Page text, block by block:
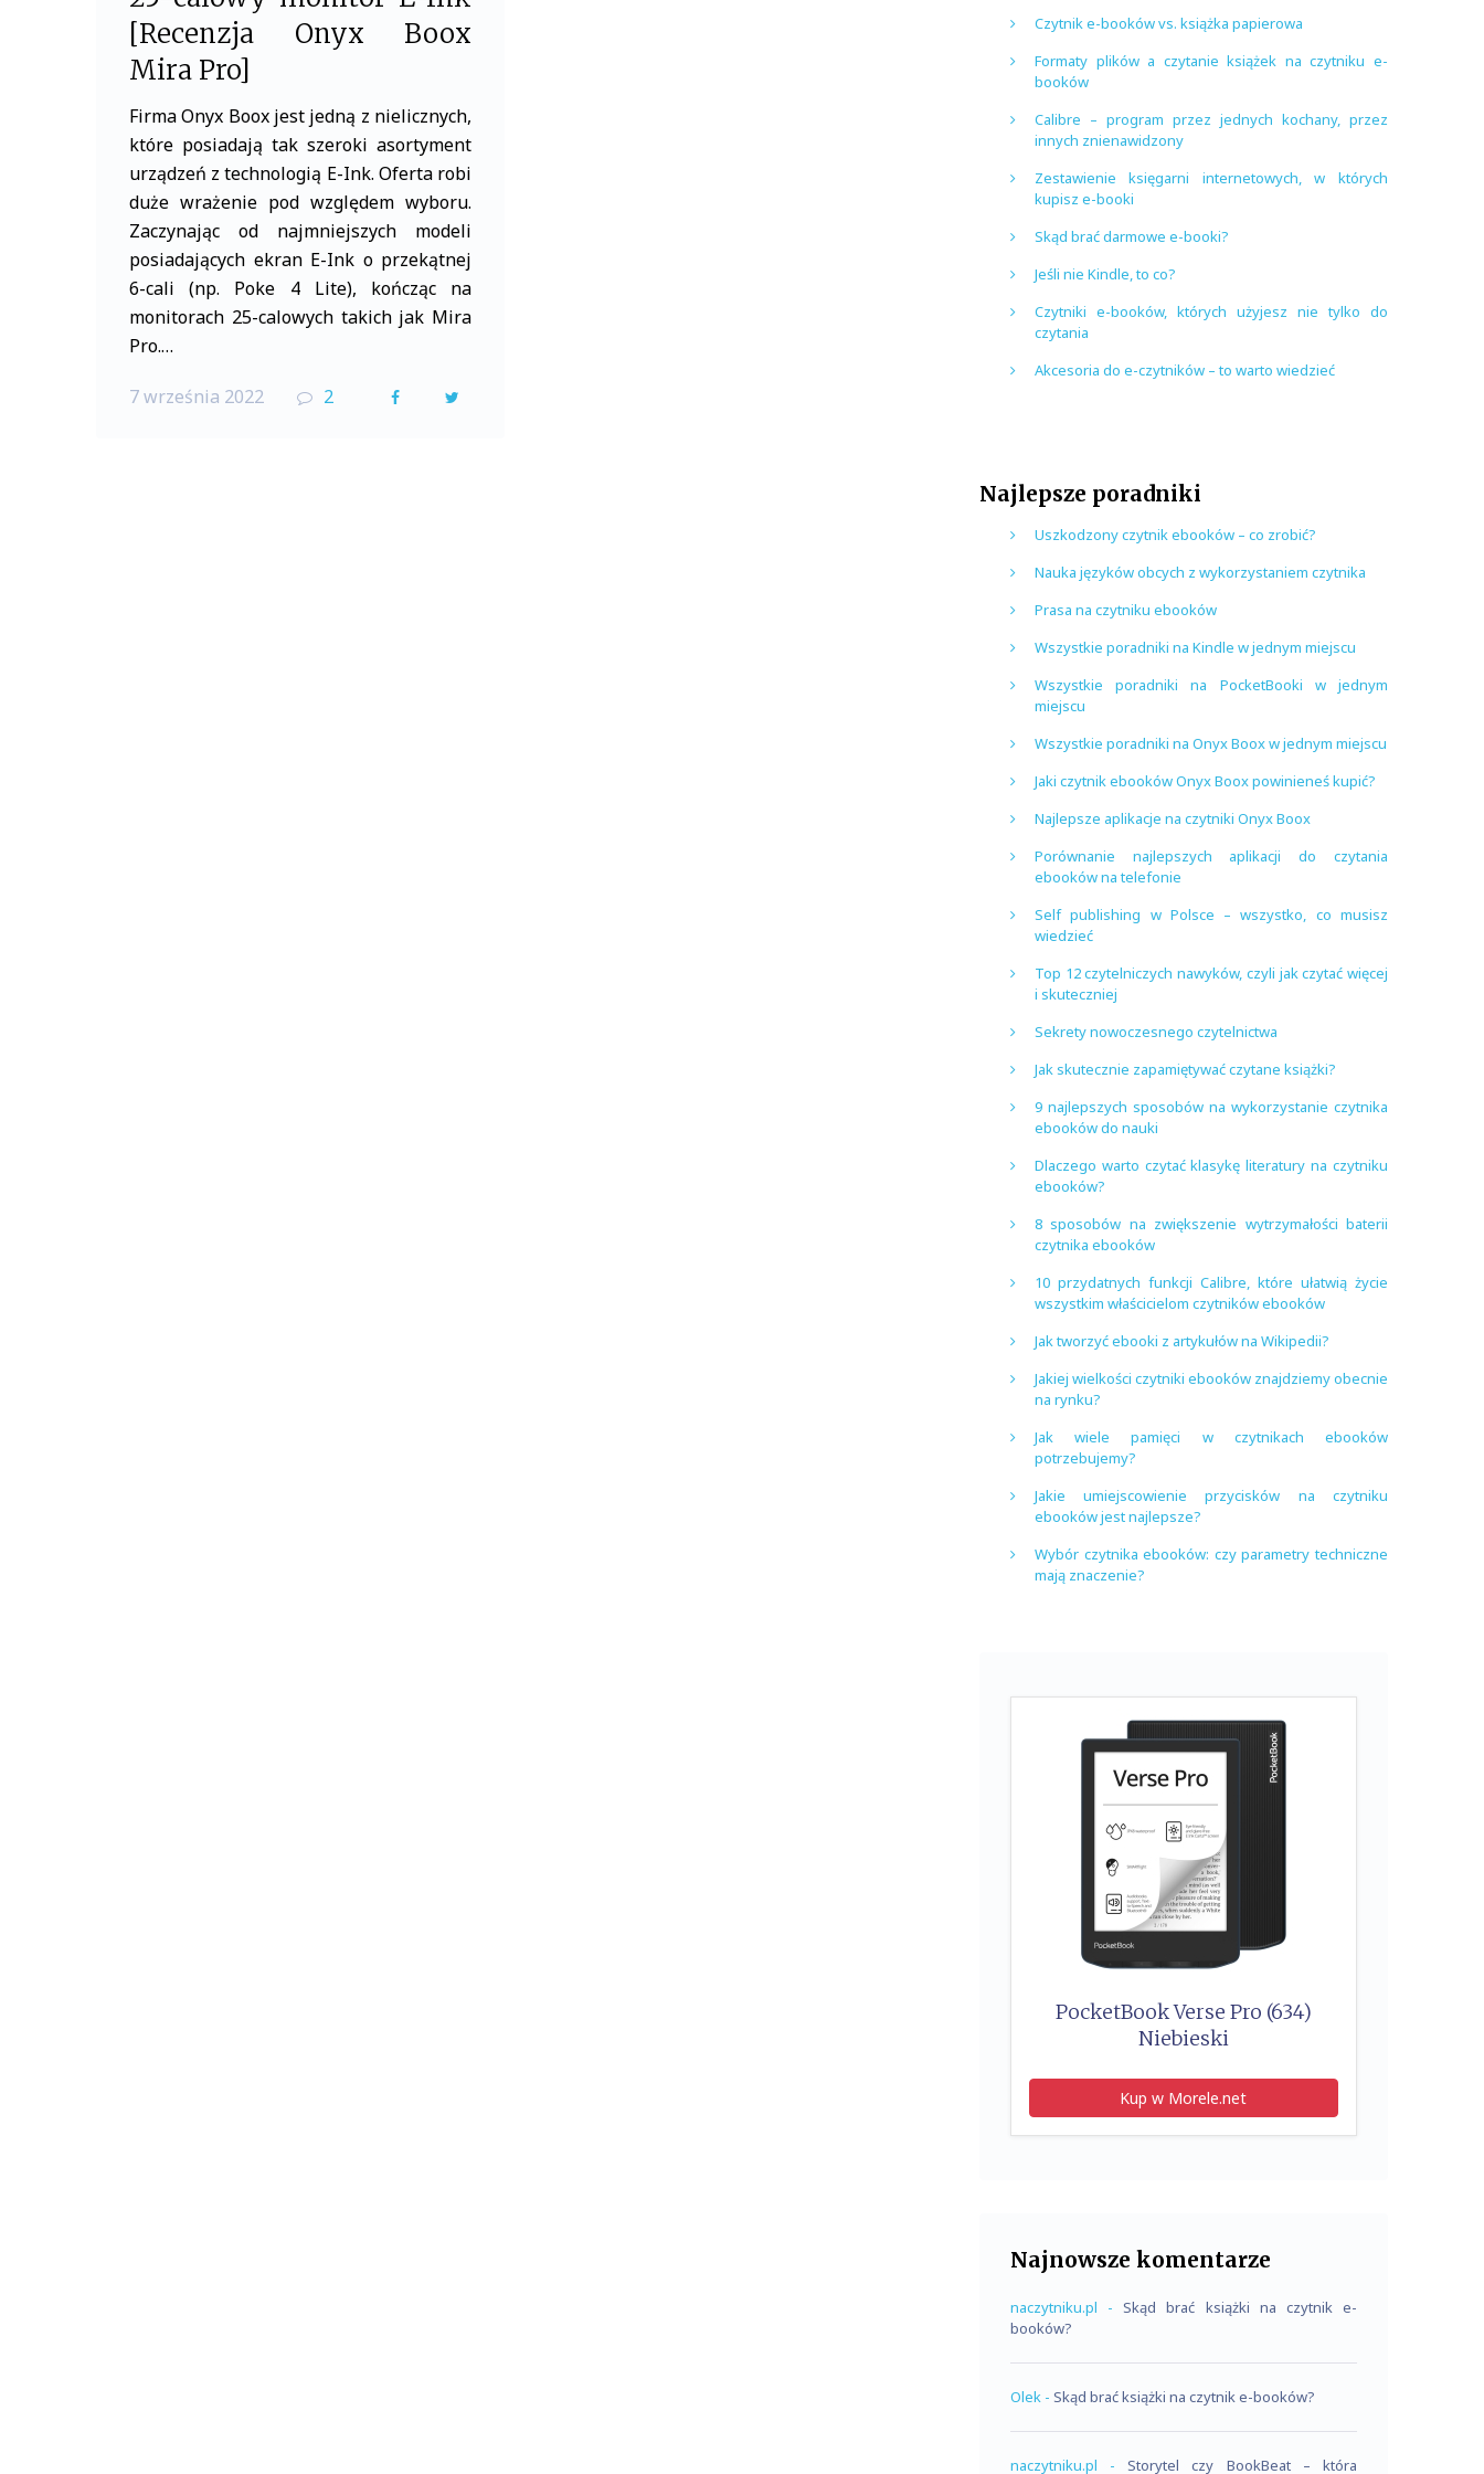
[Recenzja Onyx Boox
Mira Pro]
Firma Onyx Boox jest jedną z nielicznych,
które posiadają tak szeroki asortyment
urządzeń z technologią E-Ink. Oferta robi
duże wrażenie pod względem wyboru.
Zaczynając od najmniejszych modeli
posiadających ekran E-Ink o przekątnej
6-cali (np. Poke 4 Lite), kończąc na
monitorach 25-calowych takich jak Mira
Pro.…
7 września 2022 2
F
Czytnik e-booków vs. książka papierowa
Formaty plików a czytanie książek na czytniku e-
booków
Calibre – program przez jednych kochany, przez
innych znienawidzony
Zestawienie księgarni internetowych, w których
kupisz e-booki
Skąd brać darmowe e-booki?
Jeśli nie Kindle, to co?
Czytniki e-booków, których użyjesz nie tylko do
czytania
Akcesoria do e-czytników – to warto wiedzieć
Najlepsze poradniki
Uszkodzony czytnik ebooków – co zrobić?
Nauka języków obcych z wykorzystaniem czytnika
Prasa na czytniku ebooków
Wszystkie poradniki na Kindle w jednym miejscu
Wszystkie poradniki na PocketBooki w jednym
miejscu
Wszystkie poradniki na Onyx Boox w jednym miejscu
Jaki czytnik ebooków Onyx Boox powinieneś kupić?
Najlepsze aplikacje na czytniki Onyx Boox
Porównanie najlepszych aplikacji do czytania
ebooków na telefonie
Self publishing w Polsce – wszystko, co musisz
wiedzieć
Top 12 czytelniczych nawyków, czyli jak czytać więcej
i skuteczniej
Sekrety nowoczesnego czytelnictwa
Jak skutecznie zapamiętywać czytane książki?
9 najlepszych sposobów na wykorzystanie czytnika
ebooków do nauki
Dlaczego warto czytać klasykę literatury na czytniku
ebooków?
8 sposobów na zwiększenie wytrzymałości baterii
czytnika ebooków
10 przydatnych funkcji Calibre, które ułatwią życie
wszystkim właścicielom czytników ebooków
Jak tworzyć ebooki z artykułów na Wikipedii?
Jakiej wielkości czytniki ebooków znajdziemy obecnie
na rynku?
Jak wiele pamięci w czytnikach ebooków
potrzebujemy?
Jakie umiejscowienie przycisków na czytniku
ebooków jest najlepsze?
Wybór czytnika ebooków: czy parametry techniczne
mają znaczenie?
PocketBook Verse Pro (634)
Niebieski
Kup w Morele.net
Najnowsze komentarze
naczytniku.pl - Skąd brać książki na czytnik e-
booków?
Olek - Skąd brać książki na czytnik e-booków?
naczytniku.pl - Storytel czy BookBeat – która